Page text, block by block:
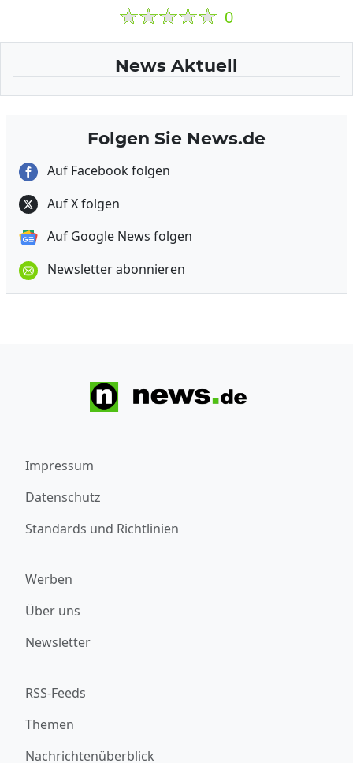
0
News Aktuell
Folgen Sie News.de
Auf Facebook folgen
Auf X folgen
Auf Google News folgen
Newsletter abonnieren
Impressum
Datenschutz
Standards und Richtlinien
Werben
Über uns
Newsletter
RSS-Feeds
Themen
Nachrichtenüberblick